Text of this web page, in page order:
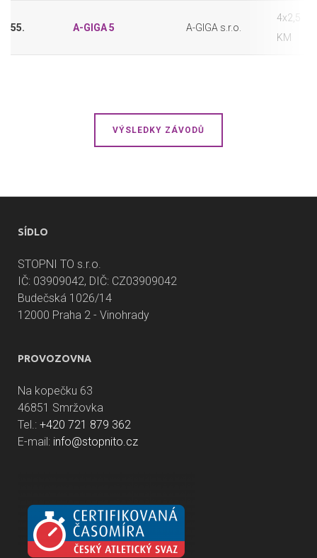
55. A-GIGA 5 A-GIGA s.r.o.
4x2,5
KM
VÝSLEDKY ZÁVODŮ
SÍDLO
STOPNI TO s.r.o.
IČ: 03909042, DIČ: CZ03909042
Budečská 1026/14
12000 Praha 2 - Vinohrady
PROVOZOVNA
Na kopečku 63
46851 Smržovka
Tel.: +420 721 879 362
E-mail: info@stopnito.cz